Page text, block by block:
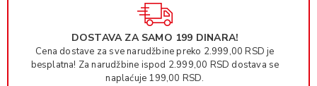
DOSTAVA ZA SAMO 199 DINARA!
Cena dostave za sve narudžbine preko 2.999,00 RSD je
besplatna! Za narudžbine ispod 2.999,00 RSD dostava se
naplaćuje 199,00 RSD.